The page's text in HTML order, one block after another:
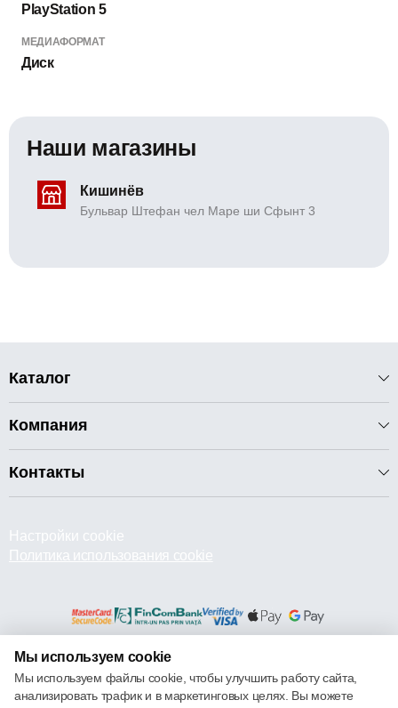
PlayStation 5
МЕДИАФОРМАТ
Диск
Наши магазины
Кишинёв
Бульвар Штефан чел Маре ши Сфынт 3
Каталог
Компания
Контакты
Настройки cookie
Политика использования cookie
© 2013 – 2026 ECOM
Мы используем cookie
Мы используем файлы cookie, чтобы улучшить работу сайта,
анализировать трафик и в маркетинговых целях. Вы можете